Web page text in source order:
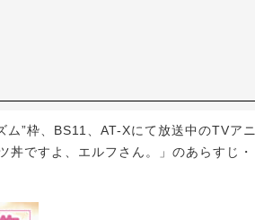
”枠、BS11、AT-Xにて放送中のTVアニ
丼ですよ、エルフさん。」のあらすじ・